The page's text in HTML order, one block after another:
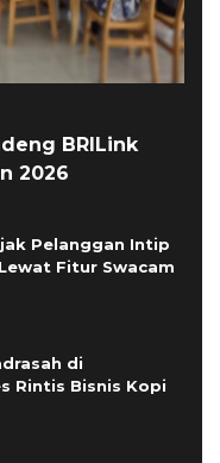
BRILink
2026
Pelanggan Intip
Fitur Swacam
di
Rintis Bisnis Kopi